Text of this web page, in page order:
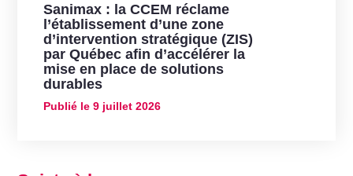
Sanimax : la CCEM réclame
l’établissement d’une zone
d’intervention stratégique (ZIS)
par Québec afin d’accélérer la
mise en place de solutions
durables
Publié le9 juillet 2026